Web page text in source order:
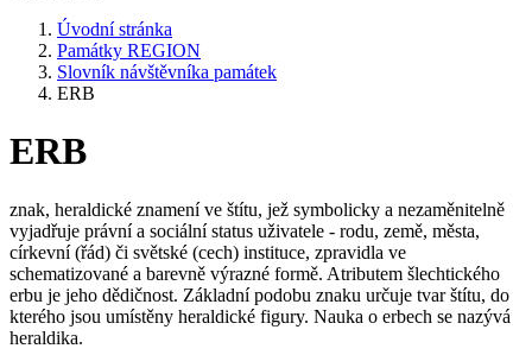
Úvodní stránka
Památky REGION
Slovník návštěvníka památek
ERB
ERB
znak, heraldické znamení ve štítu, jež symbolicky a nezaměnitelně
vyjadřuje právní a sociální status uživatele - rodu, země, města,
církevní (řád) či světské (cech) instituce, zpravidla ve
schematizované a barevně výrazné formě. Atributem šlechtického
erbu je jeho dědičnost. Základní podobu znaku určuje tvar štítu, do
kterého jsou umístěny heraldické figury. Nauka o erbech se nazývá
heraldika.